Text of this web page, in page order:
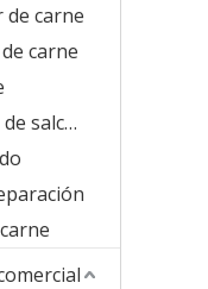
de carne
carne
Máquina de relleno de salchichas